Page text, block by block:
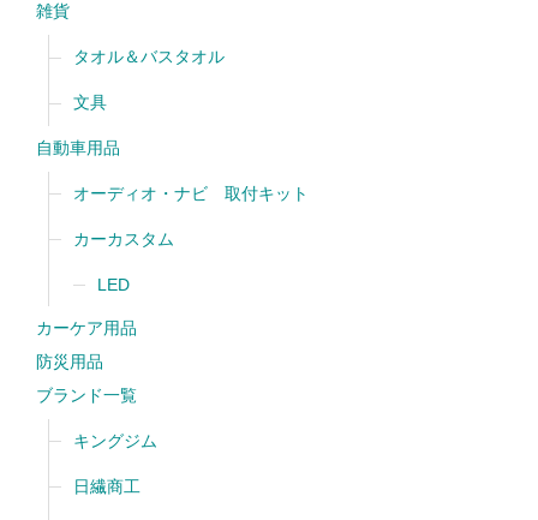
雑貨
タオル＆バスタオル
文具
自動車用品
オーディオ・ナビ 取付キット
カーカスタム
LED
カーケア用品
防災用品
ブランド一覧
キングジム
日繊商工